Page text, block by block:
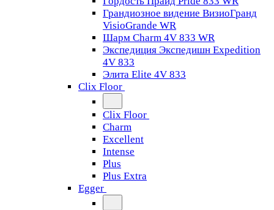
Грандиозное видение ВизиоГранд
VisioGrande WR
Шарм Charm 4V 833 WR
Экспедиция Экспедишн Expedition
4V 833
Элита Elite 4V 833
Clix Floor
Clix Floor
Charm
Excellent
Intense
Plus
Plus Extra
Egger